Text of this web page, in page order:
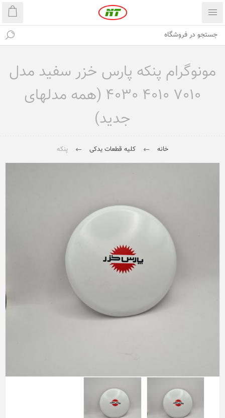
مونوگرام پنکه پارس خزر سفید مدل
7010 4010 4030 (همه مدلهای
جدید)
خانه کلیه قطعات یدکی پنکه